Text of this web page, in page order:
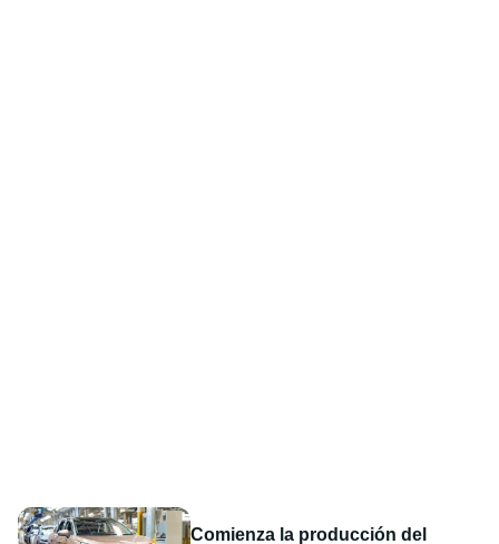
Comienza la producción del